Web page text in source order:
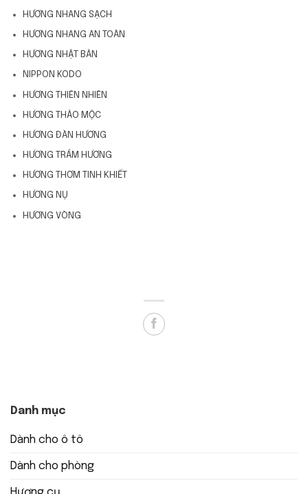
HƯƠNG NHANG SẠCH
HƯƠNG NHANG AN TOÀN
HƯƠNG NHẬT BẢN
NIPPON KODO
HƯƠNG THIÊN NHIÊN
HƯƠNG THẢO MỘC
HƯƠNG ĐÀN HƯƠNG
HƯƠNG TRẦM HƯƠNG
HƯƠNG THƠM TINH KHIẾT
HƯƠNG NỤ
HƯƠNG VÒNG
Danh mục
Dành cho ô tô
Dành cho phòng